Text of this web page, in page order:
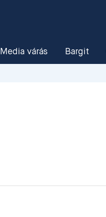
Media várás Bargit